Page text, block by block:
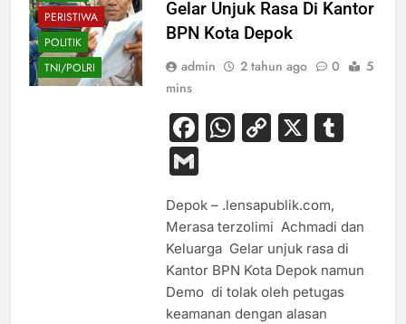
PERISTIWA
POLITIK
TNI/POLRI
Gelar Unjuk Rasa Di Kantor
BPN Kota Depok
admin 2 tahun ago 0
5
mins
Facebook
WhatsApp
Copy
X
Gmail
Depok – .lensapublik.com,
Merasa terzolimi Achmadi dan
Keluarga Gelar unjuk rasa di
Kantor BPN Kota Depok namun
Demo di tolak oleh petugas
keamanan dengan alasan